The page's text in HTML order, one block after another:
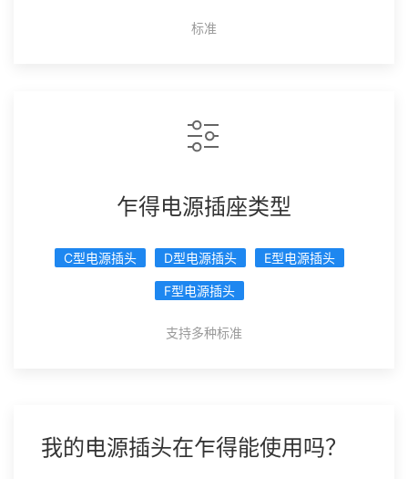
标准
乍得电源插座类型
C型电源插头 D型电源插头 E型电源插头
F型电源插头
支持多种标准
我的电源插头在乍得能使用吗？